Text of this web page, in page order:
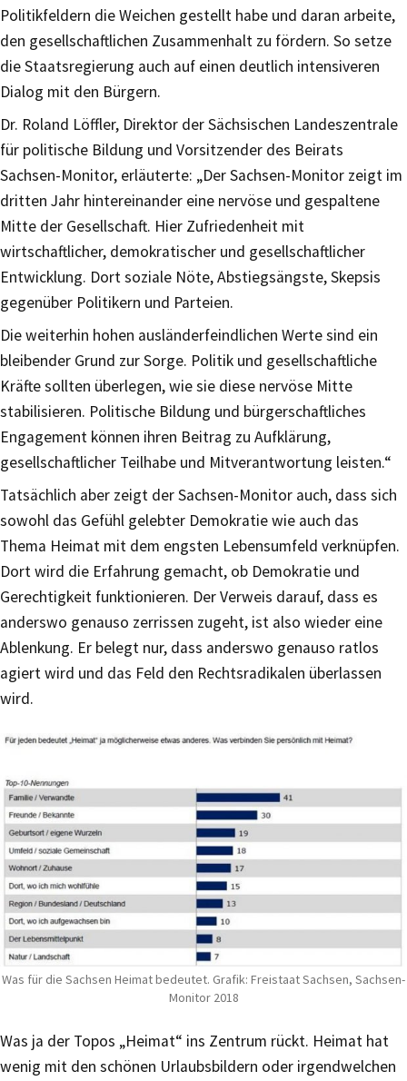
Politikfeldern die Weichen gestellt habe und daran arbeite,
den gesellschaftlichen Zusammenhalt zu fördern. So setze
die Staatsregierung auch auf einen deutlich intensiveren
Dialog mit den Bürgern.
Dr. Roland Löffler, Direktor der Sächsischen Landeszentrale
für politische Bildung und Vorsitzender des Beirats
Sachsen-Monitor, erläuterte: „Der Sachsen-Monitor zeigt im
dritten Jahr hintereinander eine nervöse und gespaltene
Mitte der Gesellschaft. Hier Zufriedenheit mit
wirtschaftlicher, demokratischer und gesellschaftlicher
Entwicklung. Dort soziale Nöte, Abstiegsängste, Skepsis
gegenüber Politikern und Parteien.
Die weiterhin hohen ausländerfeindlichen Werte sind ein
bleibender Grund zur Sorge. Politik und gesellschaftliche
Kräfte sollten überlegen, wie sie diese nervöse Mitte
stabilisieren. Politische Bildung und bürgerschaftliches
Engagement können ihren Beitrag zu Aufklärung,
gesellschaftlicher Teilhabe und Mitverantwortung leisten.“
Tatsächlich aber zeigt der Sachsen-Monitor auch, dass sich
sowohl das Gefühl gelebter Demokratie wie auch das
Thema Heimat mit dem engsten Lebensumfeld verknüpfen.
Dort wird die Erfahrung gemacht, ob Demokratie und
Gerechtigkeit funktionieren. Der Verweis darauf, dass es
anderswo genauso zerrissen zugeht, ist also wieder eine
Ablenkung. Er belegt nur, dass anderswo genauso ratlos
agiert wird und das Feld den Rechtsradikalen überlassen
wird.
Was für die Sachsen Heimat bedeutet. Grafik: Freistaat Sachsen, Sachsen-
Monitor 2018
Was ja der Topos „Heimat“ ins Zentrum rückt. Heimat hat
wenig mit den schönen Urlaubsbildern oder irgendwelchen